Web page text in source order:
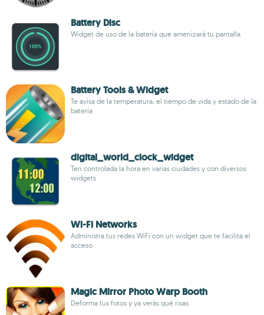
Battery Disc
Widget de uso de la batería que amenizará tu pantalla
Battery Tools & Widget
Te avisa de la temperatura, el tiempo de vida y estado de la
batería
digital_world_clock_widget
Ten controlada la hora en varias ciudades y con diversos
widgets
Wi-Fi Networks
Administra tus redes WiFi con un widget que te facilita el
acceso
Magic Mirror Photo Warp Booth
Deforma tus fotos y ya verás qué risas